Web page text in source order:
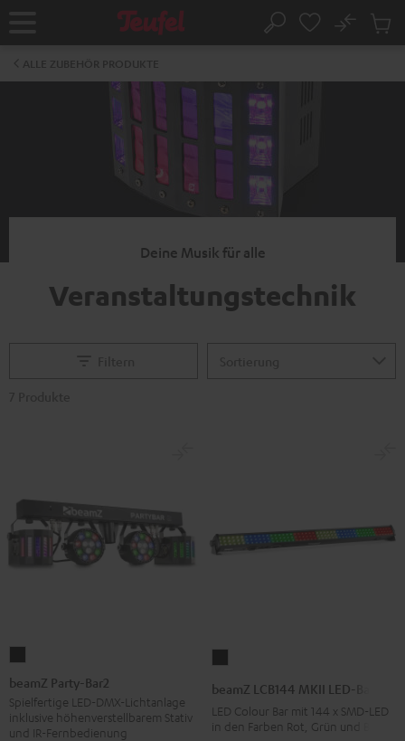
Startseite Suche
No
Deine Musik für alle
Veranstaltungstechnik
Party-
Bar2
Schwarz
beamZ Party-Bar2
Spielfertige LED-DMX-Lichtanlage
inklusive höhenverstellbarem Stativ
und IR-Fernbedienung
LED-
beamZ LCB144 MKII LED-Bar
LED Colour Bar mit 144 x SMD-LED
in den Farben Rot, Grün und Blau